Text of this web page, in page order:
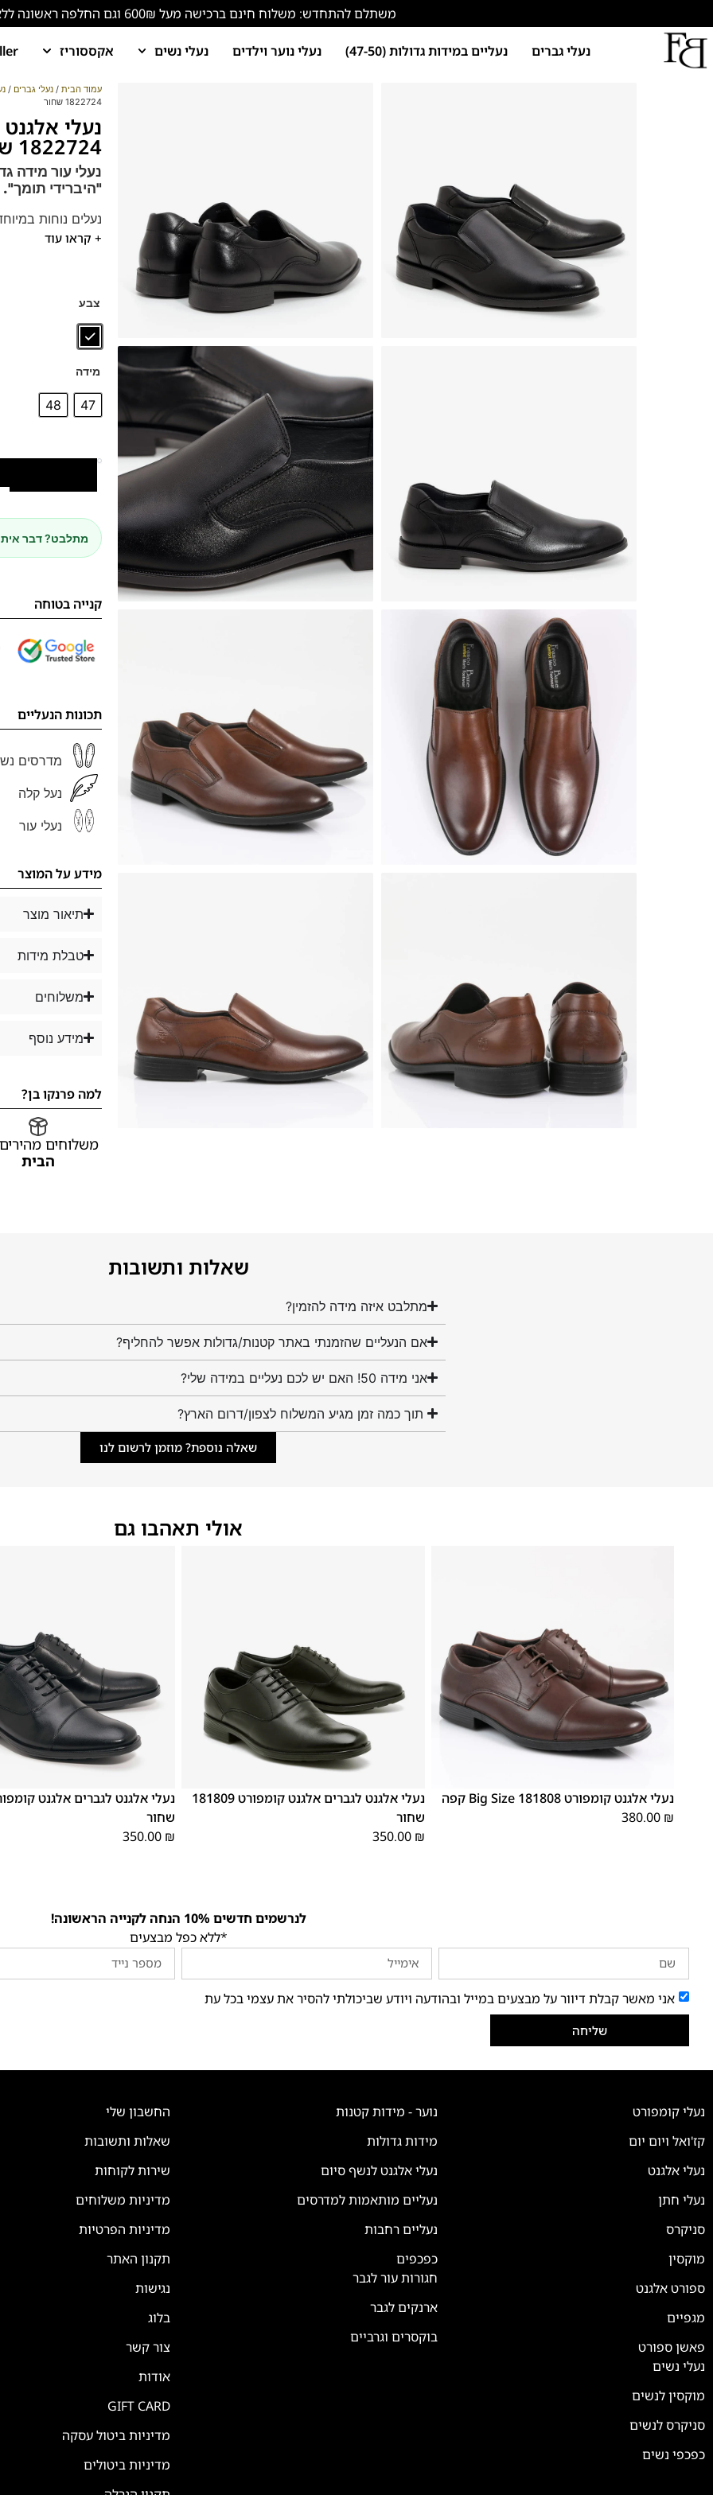
משתלם להתחדש: משלוח חינם ברכישה מעל 600₪ וגם החלפה ראשונה ללא עלות!
נעלי גברים נעליים במידות גדולות (47-50) נעלי נוער וילדים נעלי נשים אקססוריז
עמוד הבית / נעלי גברים /
1822724 שחור
נעלי
1822724 שחור
נעלי עור מידה גדולה 47 סירה בעיצוב
"היברידי תומך".
נעלים נוחות
הנעליים עשויות
+ קראו עוד
צבע
מידה
47
48
מתלבט? דבר
קנייה בטוחה
תכונות הנעליים
מדרסים
נעל קלה
נעלי עור
מידע על המוצר
תיאור מוצר
טבלת מידות
משלוחים
מידע נוסף
למה פרנקו בן?
משלוחים
הבית
שאלות ותשובות
מתלבט איזה מידה להזמין?
אם הנעליים שהזמנתי באתר קטנות/גדולות אפשר להחליף?
אני מידה 50! האם יש לכם נעליים במידה שלי?
תוך כמה זמן מגיע המשלוח לצפון/דרום הארץ?
שאלה נוספת? מוזמן לרשום לנו
אולי תאהבו גם
נעלי אלגנט קומפורט 181808 Big Size קפה
380.00 ₪
נעלי אלגנט לגברים אלגנט קומפורט 181809
שחור
350.00 ₪
שחור
350.00 ₪
לנרשמים חדשים 10% הנחה לקנייה הראשונה!
*ללא כפל מבצעים
אני מאשר קבלת דיוור על מבצעים במייל ובהודעה ויודע שביכולתי להסיר את עצמי בכל עת
שליחה
נעלי קומפורט
קז'ואל ויום יום
נעלי אלגנט
נעלי חתן
סניקרס
מוקסין
ספורט אלגנט
מגפיים
פאשן ספורט
נעלי נשים
מוקסין לנשים
סניקרס לנשים
כפכפי נשים
נוער - מידות קטנות
מידות גדולות
נעלי אלגנט לנשף סיום
נעליים מותאמות למדרסים
נעליים רחבות
כפכפים
חגורות עור לגבר
ארנקים לגבר
בוקסרים וגרביים
החשבון שלי
שאלות ותשובות
שירות לקוחות
מדיניות משלוחים
מדיניות הפרטיות
תקנון האתר
נגישות
בלוג
צור קשר
אודות
GIFT CARD
מדיניות ביטול עסקה
מדיניות ביטולים
💬